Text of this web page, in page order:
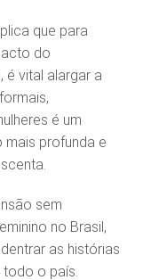
que para
do
é vital alargar a
é um
profunda e
sem
no Brasil,
as histórias
todo o país.